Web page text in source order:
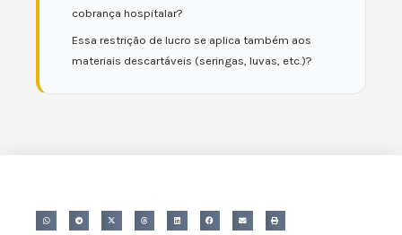
cobrança hospitalar?
Essa restrição de lucro se aplica também aos
materiais descartáveis (seringas, luvas, etc.)?